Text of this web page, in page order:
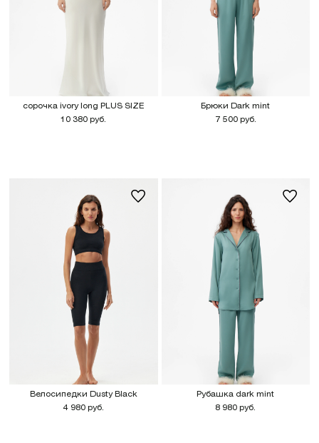
сорочка ivory long PLUS SIZE
10 380 руб.
Брюки Dark mint
7 500 руб.
Велосипедки Dusty Black
4 980 руб.
Рубашка dark mint
8 980 руб.